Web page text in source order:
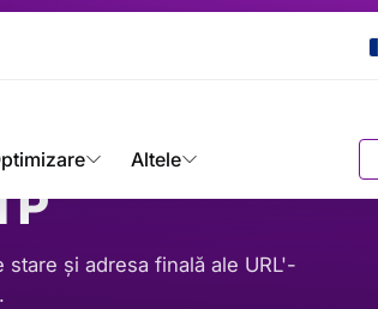
Altele
și adresa finală ale URL'-